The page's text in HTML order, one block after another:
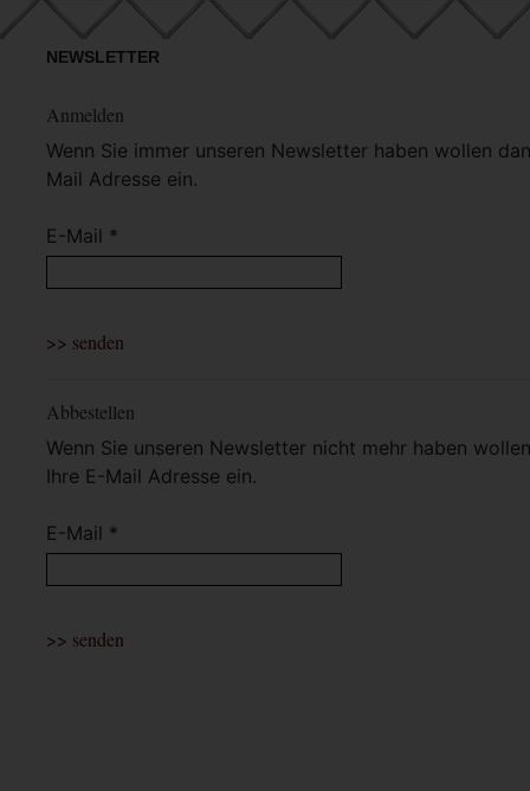
NEWSLETTER
Anmelden
Wenn Sie immer unseren Newsletter haben wollen
Mail Adresse ein.
E-Mail *
Abbestellen
Wenn Sie unseren Newsletter nicht mehr haben
Ihre E-Mail Adresse ein.
E-Mail *